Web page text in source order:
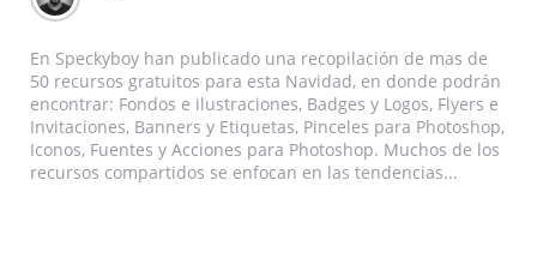
En Speckyboy han publicado una recopilación de mas de
50 recursos gratuitos para esta Navidad, en donde podrán
encontrar: Fondos e ilustraciones, Badges y Logos, Flyers e
Invitaciones, Banners y Etiquetas, Pinceles para Photoshop,
Iconos, Fuentes y Acciones para Photoshop. Muchos de los
recursos compartidos se enfocan en las tendencias...